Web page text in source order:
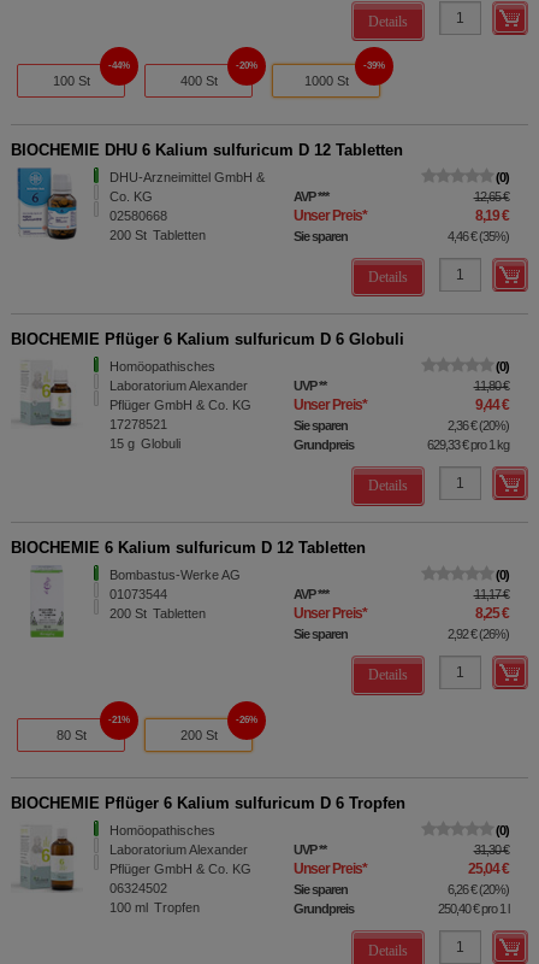
Details
100 St
44%
400 St
20%
1000 St
39%
BIOCHEMIE DHU 6 Kalium sulfuricum D 12 Tabletten
DHU-Arzneimittel GmbH &
Co. KG
02580668
200 St Tabletten
0
AVP*** 12,65 €
Unser Preis* 8,19 €
Sie sparen 4,46 €(35%)
Details
BIOCHEMIE Pflüger 6 Kalium sulfuricum D 6 Globuli
Homöopathisches
Laboratorium Alexander
Pflüger GmbH & Co. KG
17278521
15 g Globuli
0
UVP** 11,80 €
Unser Preis* 9,44 €
Sie sparen 2,36 €(20%)
Grundpreis
629,33 €pro 1 kg
Details
BIOCHEMIE 6 Kalium sulfuricum D 12 Tabletten
Bombastus-Werke AG
01073544
200 St Tabletten
0
AVP*** 11,17 €
Unser Preis* 8,25 €
Sie sparen 2,92 €(26%)
Details
80 St
21%
200 St
26%
BIOCHEMIE Pflüger 6 Kalium sulfuricum D 6 Tropfen
Homöopathisches
Laboratorium Alexander
Pflüger GmbH & Co. KG
06324502
100 ml Tropfen
0
UVP** 31,30 €
Unser Preis* 25,04 €
Sie sparen 6,26 €(20%)
Grundpreis
250,40 €pro 1 l
Details